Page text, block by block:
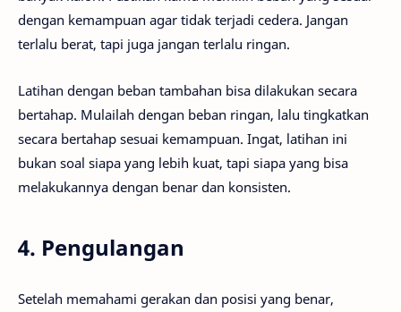
dengan kemampuan agar tidak terjadi cedera. Jangan
terlalu berat, tapi juga jangan terlalu ringan.
Latihan dengan beban tambahan bisa dilakukan secara
bertahap. Mulailah dengan beban ringan, lalu tingkatkan
secara bertahap sesuai kemampuan. Ingat, latihan ini
bukan soal siapa yang lebih kuat, tapi siapa yang bisa
melakukannya dengan benar dan konsisten.
4. Pengulangan
Setelah memahami gerakan dan posisi yang benar,